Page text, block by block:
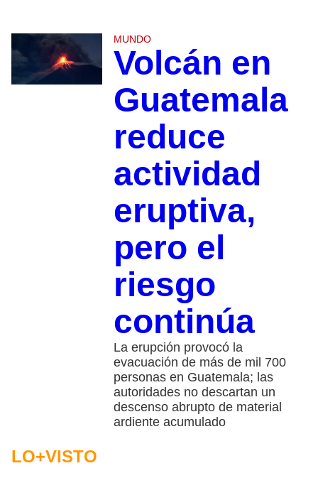
MUNDO
Volcán en
Guatemala
reduce
actividad
eruptiva,
pero el
riesgo
continúa
La erupción provocó la
evacuación de más de mil 700
personas en Guatemala; las
autoridades no descartan un
descenso abrupto de material
ardiente acumulado
LO+VISTO